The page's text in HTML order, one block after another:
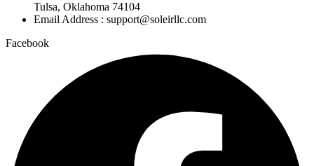
Tulsa, Oklahoma 74104
Email Address : support@soleirllc.com
Facebook